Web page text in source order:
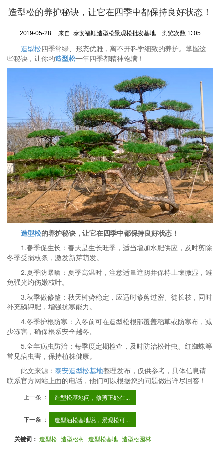
造型松的养护秘诀，让它在四季中都保持良好状态！
2019-05-28 来自: 泰安福顺造型松景观松批发基地 浏览次数:1305
造型松四季常绿、形态优雅，离不开科学细致的养护。掌握这
些秘诀，让你的造型松一年四季都精神饱满！
造型松的养护秘诀，让它在四季中都保持良好状态！
1.春季促生长：春天是生长旺季，适当增加水肥供应，及时剪除
冬季受损枝条，激发新芽萌发。
2.夏季防暴晒：夏季高温时，注意适量遮阴并保持土壤微湿，避
免强光灼伤嫩枝叶。
3.秋季做修整：秋天树势稳定，应适时修剪过密、徒长枝，同时
补充磷钾肥，增强抗寒能力。
4.冬季护根防寒：入冬前可在造型松根部覆盖稻草或防寒布，减
少冻害，确保根系安全越冬。
5.全年病虫防治：每季度定期检查，及时防治松针虫、红蜘蛛等
常见病虫害，保持植株健康。
此文来源：泰安造型松基地整理发布，仅供参考，具体信息请
联系官方网站上面的电话，他们可以根据您的问题做出详尽回答！
上一条 ： 造型松基地问，修剪正处在...
下一条 ： 造型油松基地说，景观松可...
关键词：造型松 造型松树 造型松基地 造型松园林